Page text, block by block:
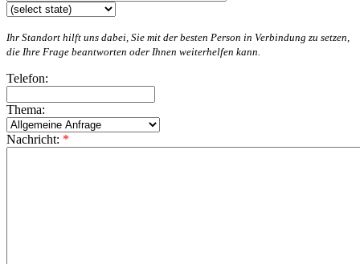
Ihr Standort hilft uns dabei, Sie mit der besten Person in Verbindung zu setzen,
die Ihre Frage beantworten oder Ihnen weiterhelfen kann.
Telefon:
Thema:
Nachricht: *